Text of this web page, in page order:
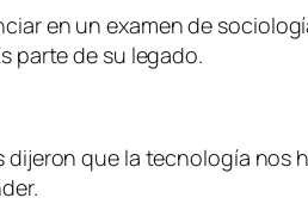
en un examen de
parte de su legado.
que la tecnología